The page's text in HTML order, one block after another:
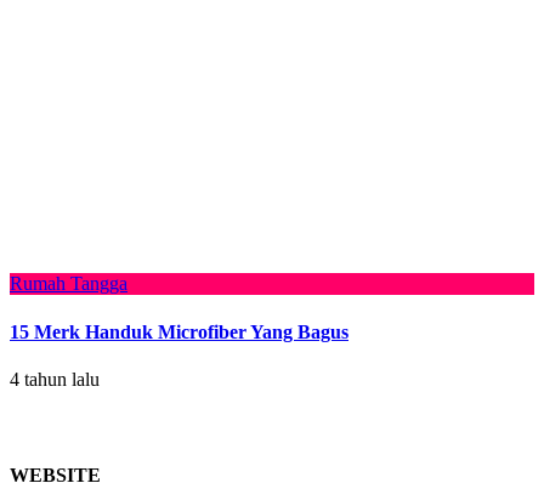
Rumah Tangga
15 Merk Handuk Microfiber Yang Bagus
4 tahun lalu
WEBSITE